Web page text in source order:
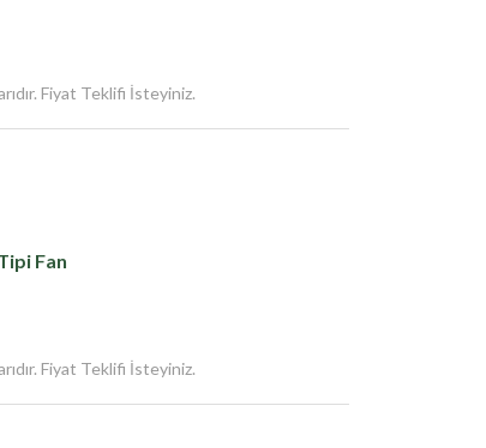
Fiyat Teklifi İsteyiniz.
Fan
Fiyat Teklifi İsteyiniz.